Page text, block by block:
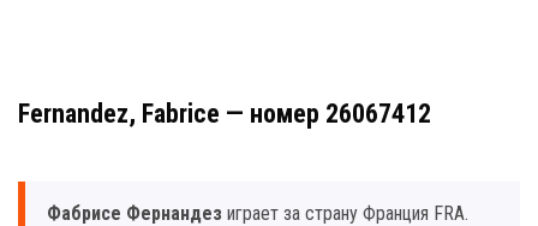
Fernandez, Fabrice — номер 26067412
Фабриcе Фернандез играет за страну Франция FRA.